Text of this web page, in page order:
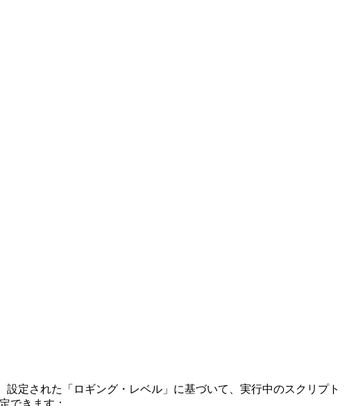
定された「ロギング・レベル」に基づいて、実行中のスクリプト
できます：